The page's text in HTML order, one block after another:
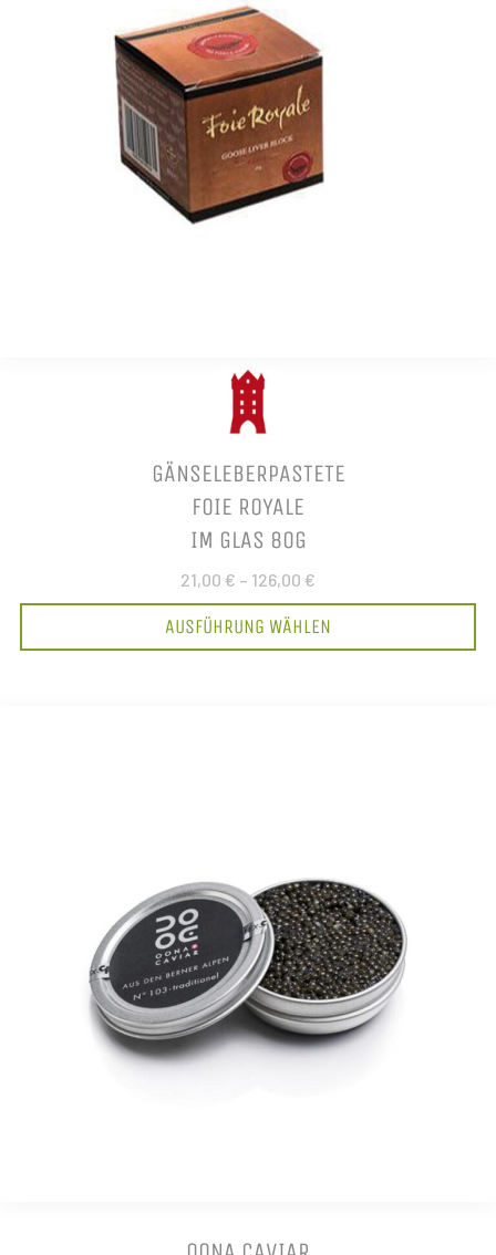
GÄNSELEBERPASTETE
FOIE ROYALE
IM GLAS 80G
21,00 € – 126,00 €
AUSFÜHRUNG WÄHLEN